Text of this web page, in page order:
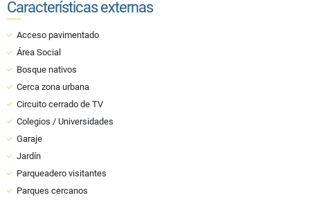
Características externas
Acceso pavimentado
Área Social
Bosque nativos
Cerca zona urbana
Circuito cerrado de TV
Colegios / Universidades
Garaje
Jardín
Parqueadero visitantes
Parques cercanos